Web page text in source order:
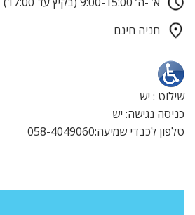
חניה חינם
שילוט : יש
כניסה נגישה: יש
טלפון לכבדי שמיעה:058-4049060